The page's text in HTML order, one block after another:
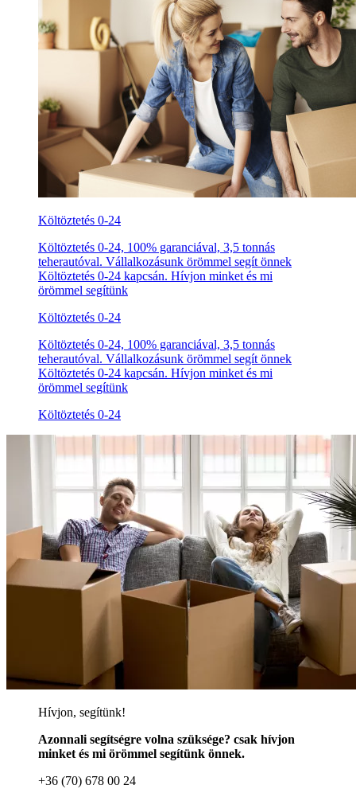
Költöztetés 0-24
Költöztetés 0-24, 100% garanciával, 3,5 tonnás
teherautóval. Vállalkozásunk örömmel segít önnek
Költöztetés 0-24 kapcsán. Hívjon minket és mi
örömmel segítünk
Költöztetés 0-24
Költöztetés 0-24, 100% garanciával, 3,5 tonnás
teherautóval. Vállalkozásunk örömmel segít önnek
Költöztetés 0-24 kapcsán. Hívjon minket és mi
örömmel segítünk
Költöztetés 0-24
Hívjon, segítünk!
Azonnali segítségre volna szüksége? csak hívjon
minket és mi örömmel segítünk önnek.
+36 (70) 678 00 24